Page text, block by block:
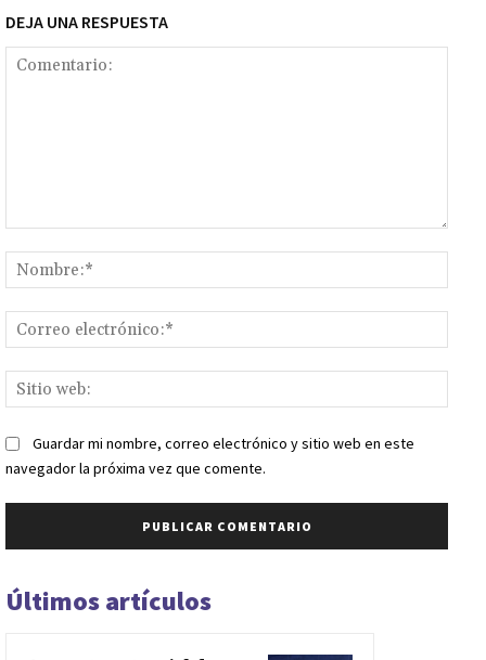
DEJA UNA RESPUESTA
web:
Guardar mi nombre, correo electrónico y sitio web en este
navegador la próxima vez que comente.
Últimos artículos